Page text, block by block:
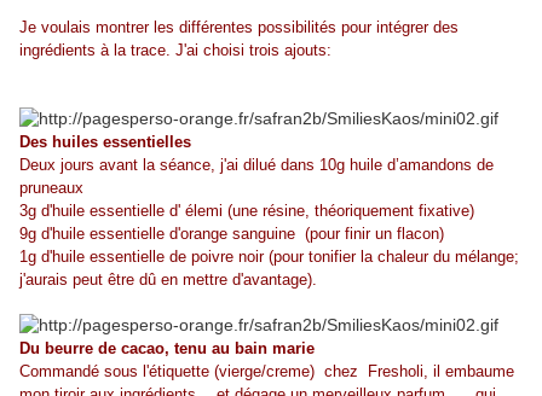
Je voulais montrer les différentes possibilités pour intégrer des
ingrédients à la trace. J'ai choisi trois ajouts:
Des huiles essentielles
Deux jours avant la séance, j'ai dilué dans 10g huile d’amandons de
pruneaux
3g d'huile essentielle d' élemi (une résine, théoriquement fixative)
9g d'huile essentielle d'orange sanguine (pour finir un flacon)
1g d'huile essentielle de poivre noir (pour tonifier la chaleur du mélange;
j'aurais peut être dû en mettre d'avantage).
Du beurre de cacao, tenu au bain marie
Commandé sous l'étiquette (vierge/creme) chez Fresholi, il embaume